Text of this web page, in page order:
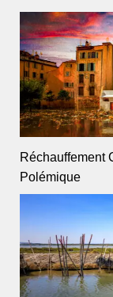
Réchauffement
Polémique